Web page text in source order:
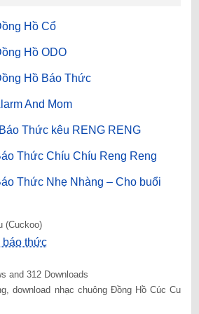
Hồ Cổ
Hồ ODO
Hồ Báo Thức
And Mom
Thức kêu RENG RENG
Thức Chíu Chíu Reng Reng
Thức Nhẹ Nhàng – Cho buổi
(Cuckoo)
báo thức
and 312 Downloads
download nhạc chuông Đồng Hồ Cúc Cu